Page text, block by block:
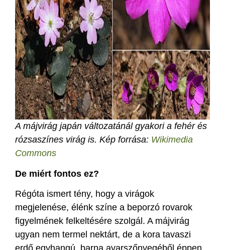
A májvirág japán változatánál gyakori a fehér és
rózsaszínes virág is. Kép forrása: Wikimedia
Commons
De miért fontos ez?
Régóta ismert tény, hogy a virágok
megjelenése, élénk színe a beporzó rovarok
figyelmének felkeltésére szolgál. A májvirág
ugyan nem termel nektárt, de a kora tavaszi
erdő egyhangú, barna avarszőnyegéből éppen